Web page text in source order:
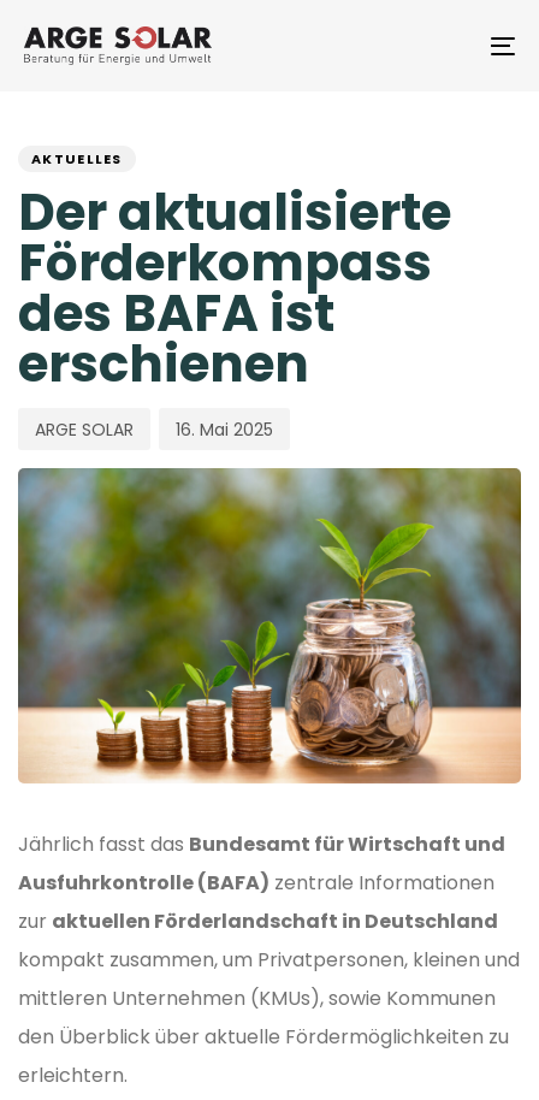
links
primary
content
AKTUELLES
Der aktualisierte
Förderkompass
des BAFA ist
erschienen
ARGE SOLAR 16. Mai 2025
Jährlich fasst das Bundesamt für Wirtschaft und
Ausfuhrkontrolle (BAFA) zentrale Informationen
zur aktuellen Förderlandschaft in Deutschland
kompakt zusammen, um Privatpersonen, kleinen und
mittleren Unternehmen (KMUs), sowie Kommunen
den Überblick über aktuelle Fördermöglichkeiten zu
erleichtern.